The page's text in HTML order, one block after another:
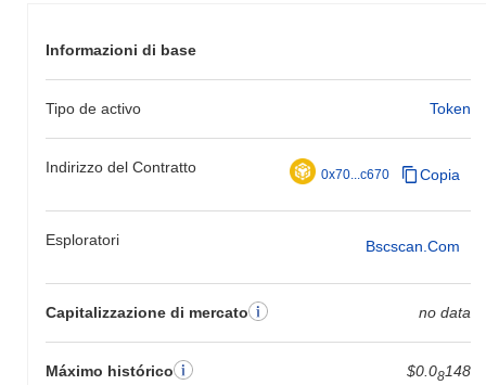
Informazioni di base
Tipo de activo Token
Indirizzo del Contratto 0x70...c670 Copia
Esploratori Bscscan.com
Capitalizzazione di mercato no data
Máximo histórico $0.08148